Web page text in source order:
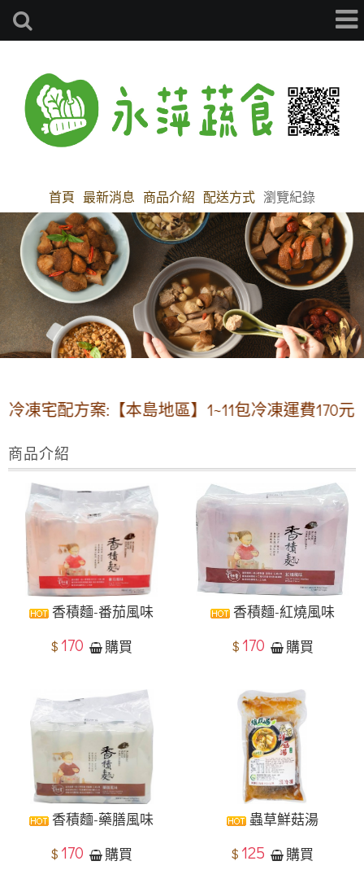
首頁 最新消息 商品介紹 配送方式 瀏覽紀錄
配方案:【本島地區】1~11包冷凍運費170元 ✽12
商品介紹
香積麵-番茄風味
$ 170 購買
香積麵-紅燒風味
$ 170 購買
香積麵-藥膳風味
$ 170 購買
蟲草鮮菇湯
$ 125 購買